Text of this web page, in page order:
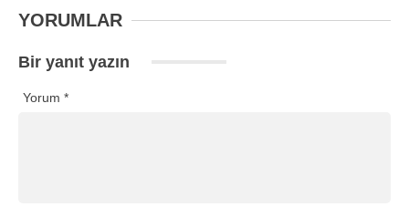
YORUMLAR
Bir yanıt yazın
Yorum *